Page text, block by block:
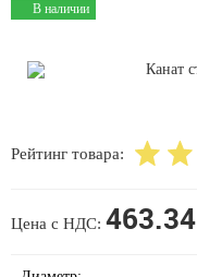
В наличии
Рейтинг товара:
Цена с НДС: 463.34